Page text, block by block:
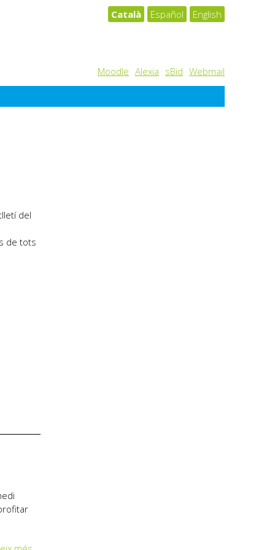
Moodle Alexia sBid Webmail
Català Español English
del
de tots